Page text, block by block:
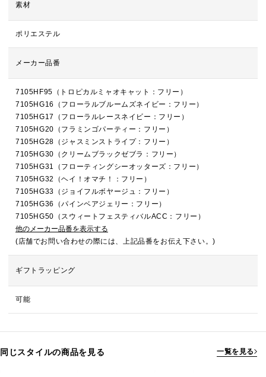
素材
ポリエステル
メーカー品番
7105HF95（トロピカルミャオキャット：フリー）
7105HG16（フローラルブルームズネイビー：フリー）
7105HG17（フローラルレースネイビー：フリー）
7105HG20（フラミンゴパーティー：フリー）
7105HG28（ジャスミンストライプ：フリー）
7105HG30（クリームブラックゼブラ：フリー）
7105HG31（フローティングシーオッターズ：フリー）
7105HG32（ヘイ！オマチ！：フリー）
7105HG33（ジョイフルボヤージュ：フリー）
7105HG36（パインベアジェリー：フリー）
7105HG50（スウィートフェスティバルACC：フリー）
他のメーカー品番を表示する
(店舗でお問い合わせの際には、上記品番をお伝え下さい。)
ギフトラッピング
可能
同じスタイルの商品を見る 一覧を見る